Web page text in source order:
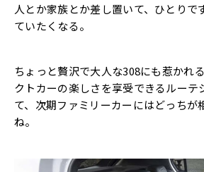
人とか家族とか差し置いて、ひとりで
ていたくなる。
ちょっと贅沢で大人な308にも惹かれ
クトカーの楽しさを享受できるルーテ
て、次期ファミリーカーにはどっちが
ね。